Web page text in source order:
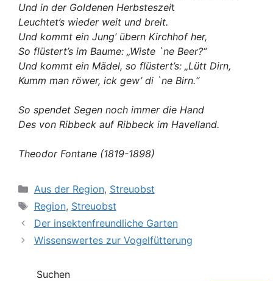
Und in der Goldenen Herbsteszeit
Leuchtet’s wieder weit und breit.
Und kommt ein Jung’ übern Kirchhof her,
So flüstert’s im Baume: „Wiste `ne Beer?“
Und kommt ein Mädel, so flüstert’s: „Lütt Dirn,
Kumm man röwer, ick gew’ di `ne Birn.“
So spendet Segen noch immer die Hand
Des von Ribbeck auf Ribbeck im Havelland.
Theodor Fontane (1819-1898)
Kategorien
Aus der Region, Streuobst
Schlagwörter
Region, Streuobst
Der insektenfreundliche Garten
Wissenswertes zur Vogelfütterung
Suchen